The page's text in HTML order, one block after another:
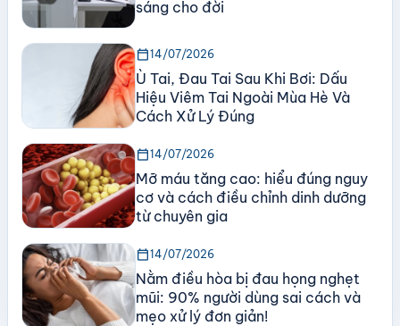
sáng cho đời
calendar_today14/07/2026
Ù Tai, Đau Tai Sau Khi Bơi: Dấu
Hiệu Viêm Tai Ngoài Mùa Hè Và
Cách Xử Lý Đúng
calendar_today14/07/2026
Mỡ máu tăng cao: hiểu đúng nguy
cơ và cách điều chỉnh dinh dưỡng
từ chuyên gia
calendar_today14/07/2026
Nằm điều hòa bị đau họng nghẹt
mũi: 90% người dùng sai cách và
mẹo xử lý đơn giản!